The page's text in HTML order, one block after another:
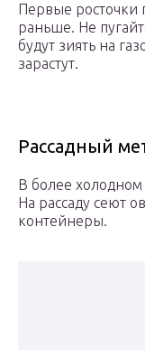
Первые росточки
раньше. Не
будут зиять на
зарастут.
Рассадный
В более холодном
На рассаду сеют
контейнеры.